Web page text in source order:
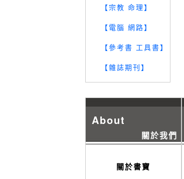
【宗教 命理】
【電腦 網路】
【參考書 工具書】
【雜誌期刊】
About
關於我們
關於書寶